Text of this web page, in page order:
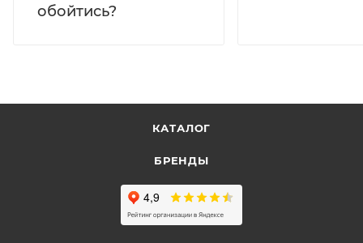
обойтись?
КАТАЛОГ
БРЕНДЫ